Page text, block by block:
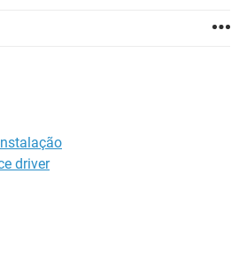
driver